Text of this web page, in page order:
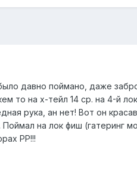
давно поймано, даже
на х-тейл 14 ср. на 4-й
рука, ан нет! Вот он
на лок фиш (гатеринг
РР!!!